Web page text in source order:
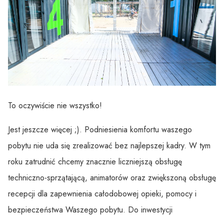
To oczywiście nie wszystko!
Jest jeszcze więcej ;). Podniesienia komfortu waszego
pobytu nie uda się zrealizować bez najlepszej kadry. W tym
roku zatrudnić chcemy znacznie liczniejszą obsługę
techniczno-sprzątającą, animatorów oraz zwiększoną obsługę
recepcji dla zapewnienia całodobowej opieki, pomocy i
bezpieczeństwa Waszego pobytu. Do inwestycji